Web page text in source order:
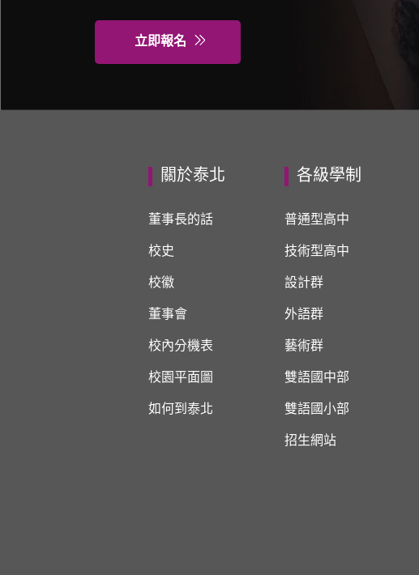
立即報名
關於泰北
董事長的話
校史
校徽
董事會
校內分機表
校園平面圖
如何到泰北
各級學制
普通型高中
技術型高中
設計群
外語群
藝術群
雙語國中部
雙語國小部
招生網站